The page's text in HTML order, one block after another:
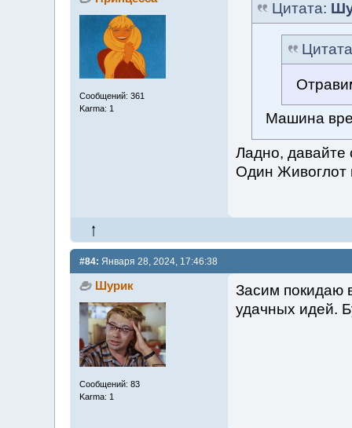
Сообщений: 361
Karma: 1
Цитата:
Машина
Ладно, давайте
Один Живоглот
#84: Января 28, 2024, 17:46:38
Шурик
Сообщений: 83
Karma: 1
Засим покидаю
удачных идей.